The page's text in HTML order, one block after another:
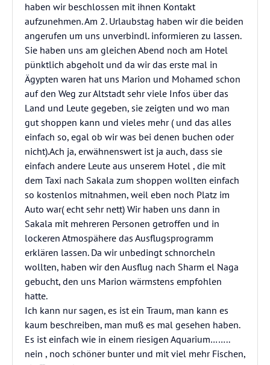
haben wir beschlossen mit ihnen Kontakt
aufzunehmen. Am 2. Urlaubstag haben wir die beiden
angerufen um uns unverbindl. informieren zu lassen.
Sie haben uns am gleichen Abend noch am Hotel
pünktlich abgeholt und da wir das erste mal in
Ägypten waren hat uns Marion und Mohamed schon
auf den Weg zur Altstadt sehr viele Infos über das
Land und Leute gegeben, sie zeigten und wo man
gut shoppen kann und vieles mehr ( und das alles
einfach so, egal ob wir was bei denen buchen oder
nicht).Ach ja, erwähnenswert ist ja auch, dass sie
einfach andere Leute aus unserem Hotel , die mit
dem Taxi nach Sakala zum shoppen wollten einfach
so kostenlos mitnahmen, weil eben noch Platz im
Auto war( echt sehr nett) Wir haben uns dann in
Sakala mit mehreren Personen getroffen und in
lockeren Atmospähere das Ausflugsprogramm
erklären lassen. Da wir unbedingt schnorcheln
wollten, haben wir den Ausflug nach Sharm el Naga
gebucht, den uns Marion wärmstens empfohlen
hatte.
Ich kann nur sagen, es ist ein Traum, man kann es
kaum beschreiben, man muß es mal gesehen haben.
Es ist einfach wie in einem riesigen Aquarium……..
nein , noch schöner bunter und mit viel mehr Fischen,